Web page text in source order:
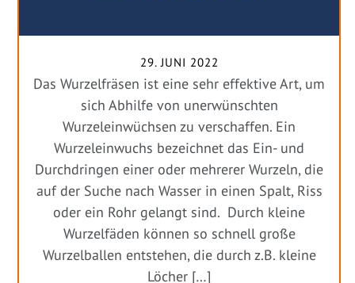
29. JUNI 2022
Das Wurzelfräsen ist eine sehr effektive Art, um
sich Abhilfe von unerwünschten
Wurzeleinwüchsen zu verschaffen. Ein
Wurzeleinwuchs bezeichnet das Ein- und
Durchdringen einer oder mehrerer Wurzeln, die
auf der Suche nach Wasser in einen Spalt, Riss
oder ein Rohr gelangt sind. Durch kleine
Wurzelfäden können so schnell große
Wurzelballen entstehen, die durch z.B. kleine
Löcher […]